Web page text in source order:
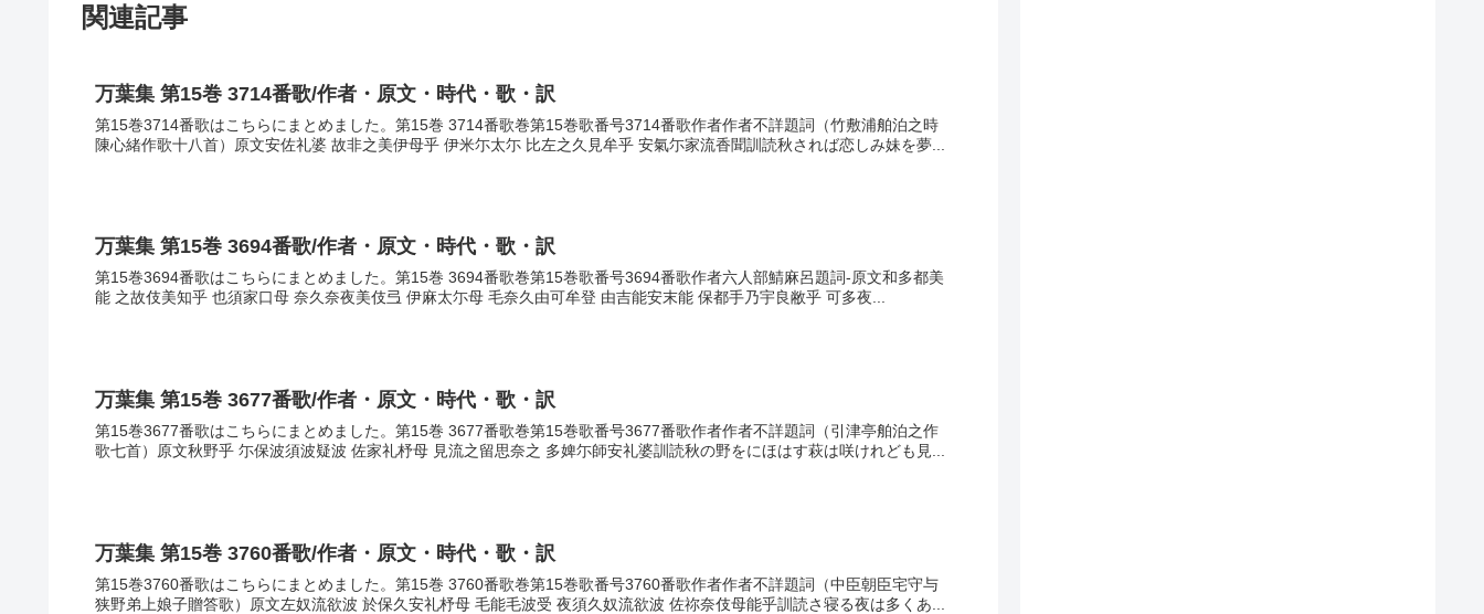
関連記事
万葉集 第15巻 3714番歌/作者・原文・時代・歌・訳
第15巻3714番歌はこちらにまとめました。第15巻 3714番歌巻第15巻歌番号3714番歌作者作者不詳題詞（竹敷浦舶泊之時
陳心緒作歌十八首）原文安佐礼婆 故非之美伊母乎 伊米尓太尓 比左之久見牟乎 安氣尓家流香聞訓読秋されば恋しみ妹を夢...
万葉集 第15巻 3694番歌/作者・原文・時代・歌・訳
第15巻3694番歌はこちらにまとめました。第15巻 3694番歌巻第15巻歌番号3694番歌作者六人部鯖麻呂題詞-原文和多都美
能 之故伎美知乎 也須家口母 奈久奈夜美伎弖 伊麻太尓母 毛奈久由可牟登 由吉能安末能 保都手乃宇良敝乎 可多夜...
万葉集 第15巻 3677番歌/作者・原文・時代・歌・訳
第15巻3677番歌はこちらにまとめました。第15巻 3677番歌巻第15巻歌番号3677番歌作者作者不詳題詞（引津亭舶泊之作
歌七首）原文秋野乎 尓保波須波疑波 佐家礼杼母 見流之留思奈之 多婢尓師安礼婆訓読秋の野をにほはす萩は咲けれども見...
万葉集 第15巻 3760番歌/作者・原文・時代・歌・訳
第15巻3760番歌はこちらにまとめました。第15巻 3760番歌巻第15巻歌番号3760番歌作者作者不詳題詞（中臣朝臣宅守与
狭野弟上娘子贈答歌）原文左奴流欲波 於保久安礼杼母 毛能毛波受 夜須久奴流欲波 佐祢奈伎母能乎訓読さ寝る夜は多くあ...